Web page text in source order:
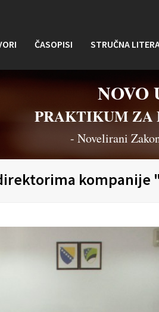
ČASOPISI STRUČNA
NOVO
PRAKTIKUM ZA
- Novelirani
kompanije